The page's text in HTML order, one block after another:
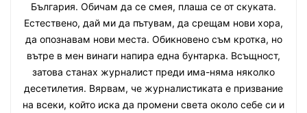
България. Обичам да се смея, плаша се от скуката.
Естествено, дай ми да пътувам, да срещам нови хора,
да опознавам нови места. Обикновено съм кротка, но
вътре в мен винаги напира една бунтарка. Всъщност,
затова станах журналист преди има-няма няколко
десетилетия. Вярвам, че журналистиката е призвание
на всеки, който иска да промени света около себе си и